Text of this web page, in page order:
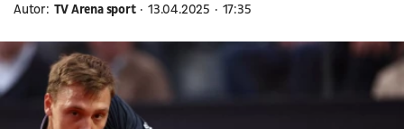
Autor: TV Arena sport 13.04.2025 17:35